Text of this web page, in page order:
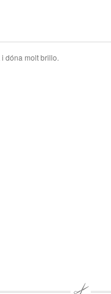
dóna molt brillo.